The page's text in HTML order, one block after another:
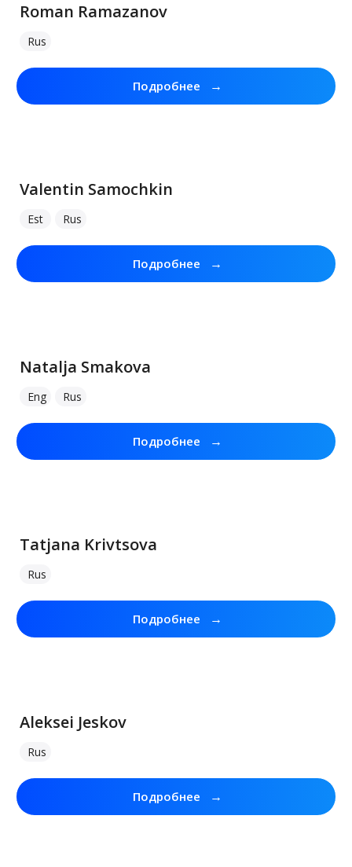
Roman Ramazanov
Rus
Подробнее →
Valentin Samochkin
Est Rus
Подробнее →
Natalja Smakova
Eng Rus
Подробнее →
Tatjana Krivtsova
Rus
Подробнее →
Aleksei Jeskov
Rus
Подробнее →